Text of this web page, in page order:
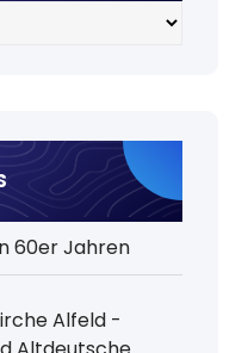
60er Jahren
Alfeld -